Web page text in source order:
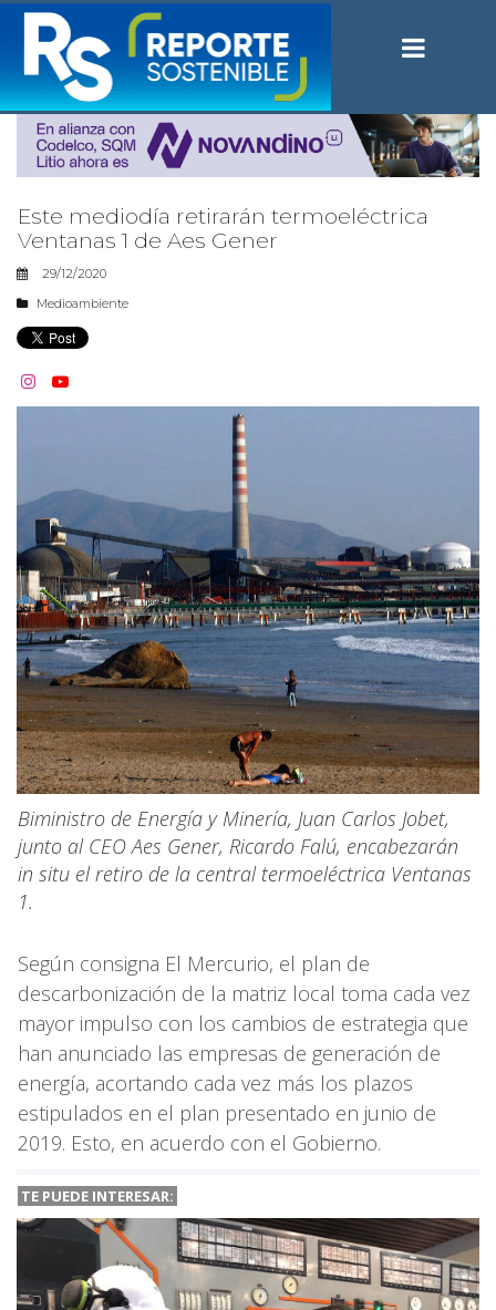
Este mediodía retirarán termoeléctrica
Ventanas 1 de Aes Gener
29/12/2020
Medioambiente
 
Biministro de Energía y Minería, Juan Carlos Jobet,
junto al CEO Aes Gener, Ricardo Falú, encabezarán
in situ el retiro de la central termoeléctrica Ventanas
1.
Según consigna El Mercurio, el plan de
descarbonización de la matriz local toma cada vez
mayor impulso con los cambios de estrategia que
han anunciado las empresas de generación de
energía, acortando cada vez más los plazos
estipulados en el plan presentado en junio de
2019. Esto, en acuerdo con el Gobierno.
TE PUEDE INTERESAR: